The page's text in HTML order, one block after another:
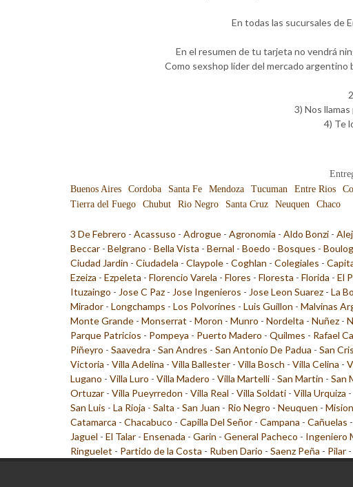
En todas las sucursales de
En el resumen de tu tarjeta no vendrá
Como sexshop líder del mercado
3) Nos
4) Te
Buenos Aires
Cordoba Santa Fe Mendoza Tucuman Entre Rios
Tierra del Fuego
Chubut Rio Negro Santa Cruz Neuquen
Chaco
3 De Febrero - Acassuso - Adrogue - Agronomia - Aldo Bonzi -
Beccar - Belgrano - Bella Vista - Bernal - Boedo - Bosques -
Ciudad Jardin - Ciudadela - Claypole - Coghlan - Colegiales -
Ezeiza - Ezpeleta - Florencio Varela - Flores - Floresta - Florida - El
Ituzaingo - Jose C Paz - Jose Ingenieros - Jose Leon Suarez - La
Mirador - Longchamps - Los Polvorines - Luis Guillon - Malvinas
Monte Grande - Monserrat - Moron - Munro - Nordelta - Nuñez -
Parque Patricios - Pompeya - Puerto Madero - Quilmes - Rafael
Piñeyro - Saavedra - San Andres - San Antonio De Padua - San
Victoria - Villa Adelina - Villa Ballester - Villa Bosch - Villa Celina -
Lugano - Villa Luro - Villa Madero - Villa Martelli - San Martin - San
Ortuzar - Villa Pueyrredon - Villa Real - Villa Soldati - Villa Urquiza -
San Luis - La Rioja - Salta - San Juan - Rio Negro - Neuquen -
Catamarca - Chacabuco - Capilla Del Señor - Campana - Cañuelas -
Jaguel - El Talar - Ensenada - Garin - General Pacheco - Ingeniero
Ringuelet - Partido de la Costa - Ruben Dario - Saenz Peña - Pilar -